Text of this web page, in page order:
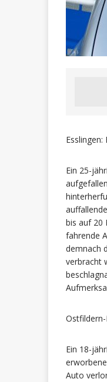
Ein 25-
bis auf 20
fahrende
demnach
verbracht
Ein 18-
Auto